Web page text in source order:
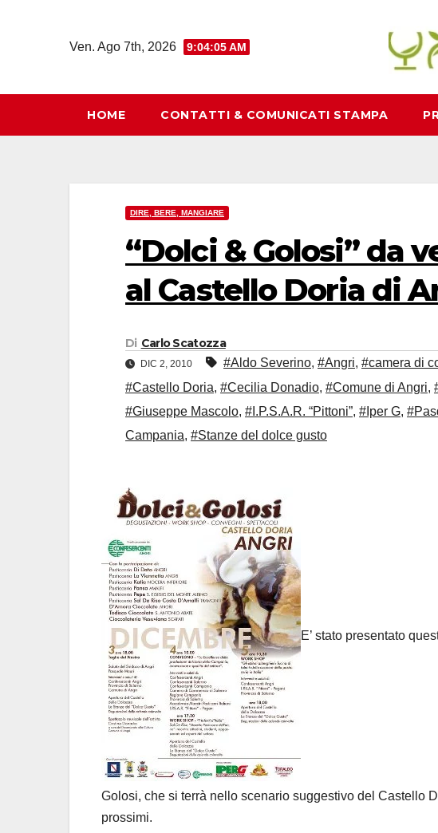
Ven. Ago 7th, 2026 9:04:06 AM
HOME CONTATTI & COMUNICATI STAMPA
DIRE, BERE, MANGIARE
“Dolci & Golosi” da
al Castello Doria di
Di Carlo Scatozza
DIC 2, 2010 #Aldo Severino, #Angri, #camera di
#Castello Doria, #Cecilia Donadio, #Comune di Angri,
#Giuseppe Mascolo, #I.P.S.A.R. “Pittoni”, #Iper G,
Campania, #Stanze del dolce gusto
E’ stato presentato
Golosi, che si terrà nello scenario suggestivo del Castello
prossimi.